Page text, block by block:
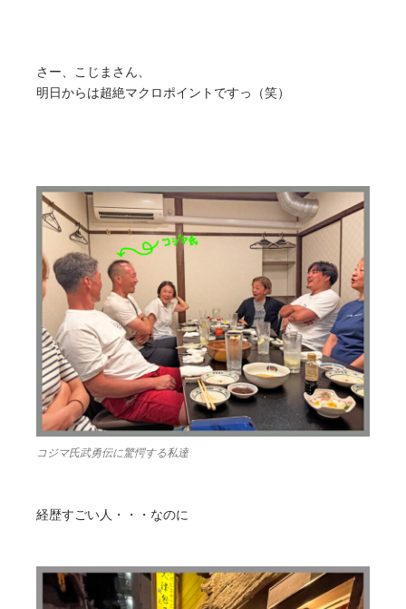
さー、こじまさん、
明日からは超絶マクロポイントですっ（笑）
コジマ氏武勇伝に驚愕する私達
経歴すごい人・・・なのに